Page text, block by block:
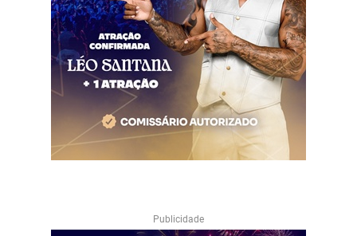
Publicidade